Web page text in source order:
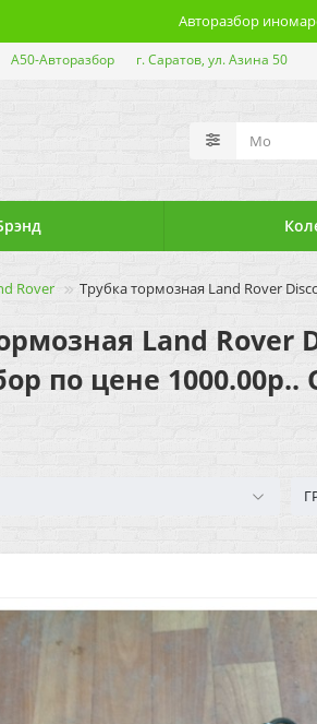
Авторазбор
А50-Авторазбор г. Саратов, ул. Азина 50
Rover Трубка тормозная Land Rover
Land Rover
по цене